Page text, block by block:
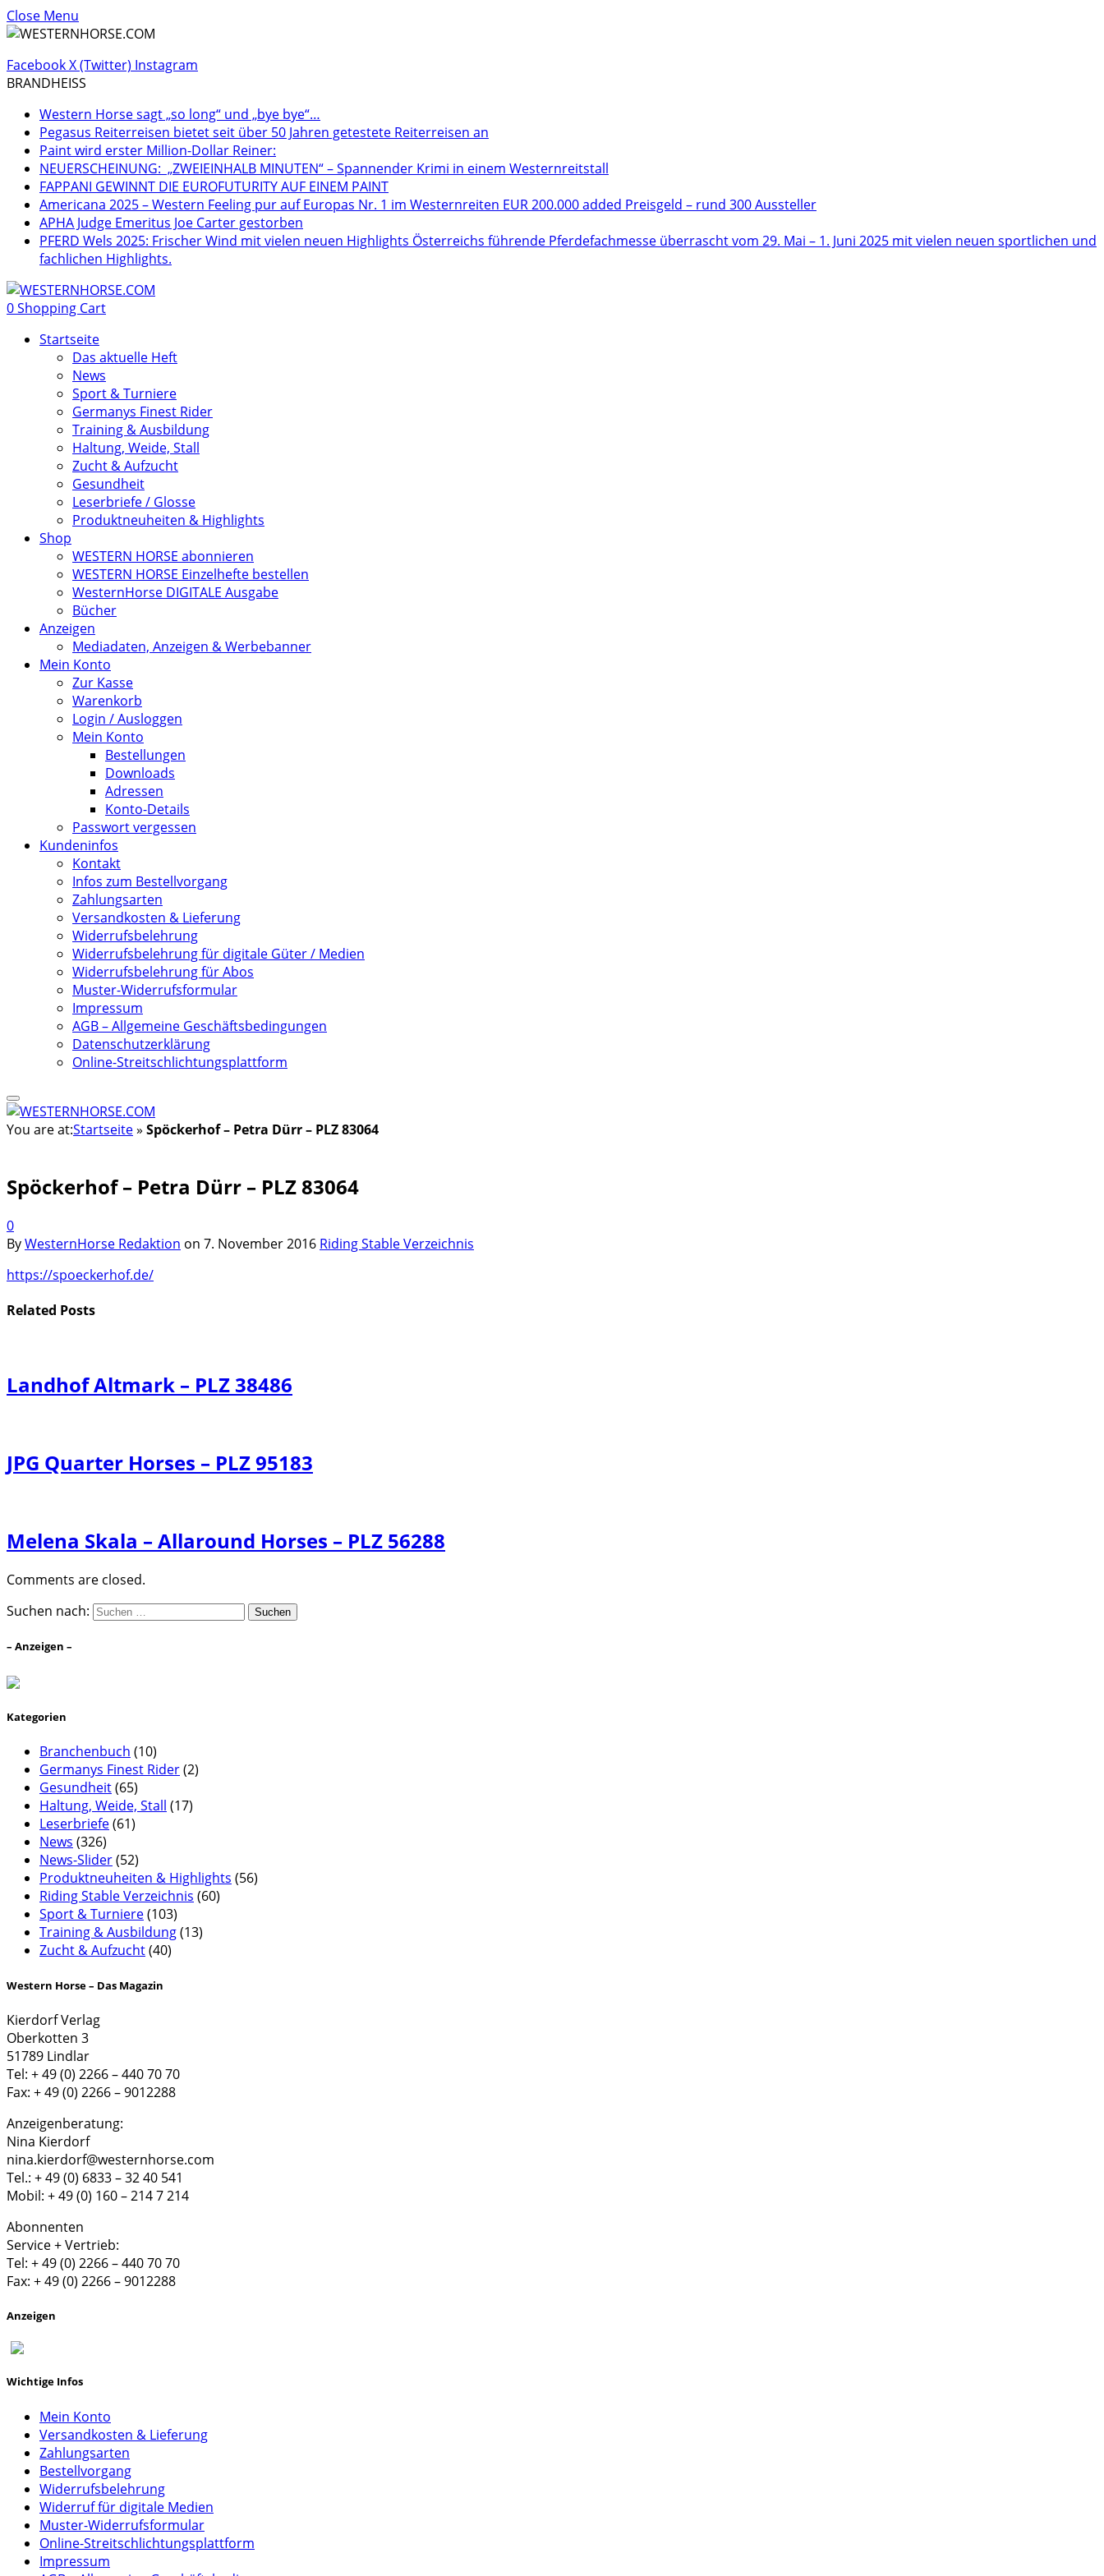
Close Menu
FacebookX (Twitter) Instagram
BRANDHEISS
Western Horse sagt „so long“ und „bye bye“…
Pegasus Reiterreisen bietet seit über 50 Jahren getestete Reiterreisen an
Paint wird erster Million-Dollar Reiner:
NEUERSCHEINUNG: „ZWEIEINHALB MINUTEN“ – Spannender Krimi in einem Westernreitstall
FAPPANI GEWINNT DIE EUROFUTURITY AUF EINEM PAINT
Americana 2025 – Western Feeling pur auf Europas Nr. 1 im Westernreiten EUR 200.000 added Preisgeld – rund 300 Aussteller
APHA Judge Emeritus Joe Carter gestorben
PFERD Wels 2025: Frischer Wind mit vielen neuen Highlights Österreichs führende Pferdefachmesse überrascht vom 29. Mai – 1. Juni 2025 mit vielen neuen sportlichen und
fachlichen Highlights.
0Shopping Cart
Startseite
Das aktuelle Heft
News
Sport & Turniere
Germanys Finest Rider
Training & Ausbildung
Haltung, Weide, Stall
Zucht & Aufzucht
Gesundheit
Leserbriefe / Glosse
Produktneuheiten & Highlights
Shop
WESTERN HORSE abonnieren
WESTERN HORSE Einzelhefte bestellen
WesternHorse DIGITALE Ausgabe
Bücher
Anzeigen
Mediadaten, Anzeigen & Werbebanner
Mein Konto
Zur Kasse
Warenkorb
Login / Ausloggen
Mein Konto
Bestellungen
Downloads
Adressen
Konto-Details
Passwort vergessen
Kundeninfos
Kontakt
Infos zum Bestellvorgang
Zahlungsarten
Versandkosten & Lieferung
Widerrufsbelehrung
Widerrufsbelehrung für digitale Güter / Medien
Widerrufsbelehrung für Abos
Muster-Widerrufsformular
Impressum
AGB – Allgemeine Geschäftsbedingungen
Datenschutzerklärung
Online-Streitschlichtungsplattform
You are at:Startseite» Spöckerhof – Petra Dürr – PLZ 83064
Spöckerhof – Petra Dürr – PLZ 83064
0
ByWesternHorse Redaktion on 7. November 2016 Riding Stable Verzeichnis
https://spoeckerhof.de/
Related Posts
Landhof Altmark – PLZ 38486
JPG Quarter Horses – PLZ 95183
Melena Skala – Allaround Horses – PLZ 56288
Comments are closed.
Suchen nach:
– Anzeigen –
Kategorien
Branchenbuch (10)
Germanys Finest Rider(2)
Gesundheit(65)
Haltung, Weide, Stall (17)
Leserbriefe(61)
News (326)
News-Slider(52)
Produktneuheiten & Highlights (56)
Riding Stable Verzeichnis (60)
Sport & Turniere(103)
Training & Ausbildung(13)
Zucht & Aufzucht(40)
Western Horse – Das Magazin
Kierdorf Verlag
Oberkotten 3
51789 Lindlar
Tel: + 49 (0) 2266 – 440 70 70
Fax: + 49 (0) 2266 – 9012288
Anzeigenberatung:
Nina Kierdorf
nina.kierdorf@westernhorse.com
Tel.: + 49 (0) 6833 – 32 40 541
Mobil: + 49 (0) 160 – 214 7 214
Abonnenten
Service + Vertrieb:
Tel: + 49 (0) 2266 – 440 70 70
Fax: + 49 (0) 2266 – 9012288
Anzeigen
Wichtige Infos
Mein Konto
Versandkosten & Lieferung
Zahlungsarten
Bestellvorgang
Widerrufsbelehrung
Widerruf für digitale Medien
Muster-Widerrufsformular
Online-Streitschlichtungsplattform
Impressum